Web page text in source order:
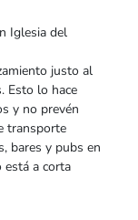
Iglesia del
justo al
Esto lo hace
y no prevén
transporte
bares y pubs en
está a corta